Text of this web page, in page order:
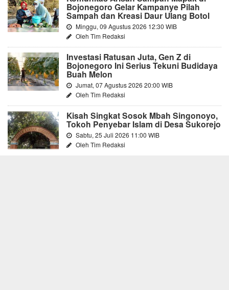
Bojonegoro Gelar Kampanye Pilah
Sampah dan Kreasi Daur Ulang Botol
Minggu, 09 Agustus 2026 12:30 WIB
Oleh Tim Redaksi
Investasi Ratusan Juta, Gen Z di
Bojonegoro Ini Serius Tekuni Budidaya
Buah Melon
Jumat, 07 Agustus 2026 20:00 WIB
Oleh Tim Redaksi
Kisah Singkat Sosok Mbah Singonoyo,
Tokoh Penyebar Islam di Desa Sukorejo
Sabtu, 25 Juli 2026 11:00 WIB
Oleh Tim Redaksi